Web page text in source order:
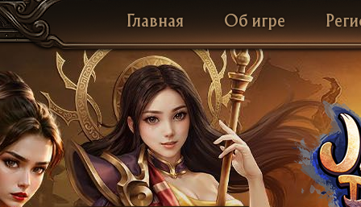
Главная Об игре